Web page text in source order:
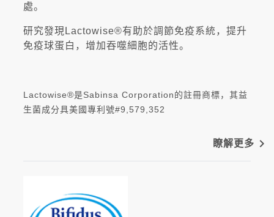
處。
研究發現Lactowise®有助於調節免疫系統，提升
免疫球蛋白，增加吞噬細胞的活性。
Lactowise®是Sabinsa Corporation的註冊商標，其益
生菌成分具美國專利號#9,579,352
瞭解更多 navigate_next